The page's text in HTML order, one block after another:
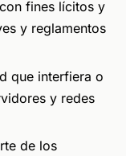
fines lícitos y
y reglamentos
que interfiera o
y redes
de los